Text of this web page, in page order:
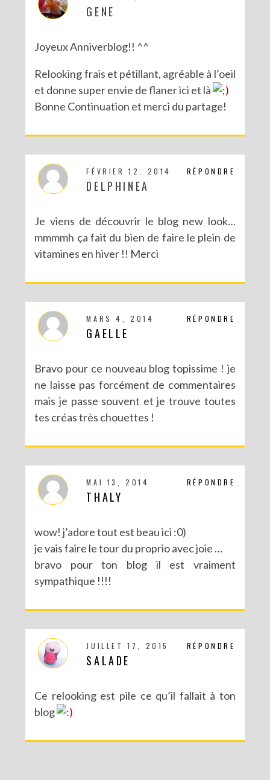
GENE
Joyeux Anniverblog!! ^^
Relooking frais et pétillant, agréable à l’oeil
et donne super envie de flaner ici et là
Bonne Continuation et merci du partage!
RÉPONDRE
FÉVRIER 12, 2014
DELPHINEA
Je viens de découvrir le blog new look…
mmmmh ça fait du bien de faire le plein de
vitamines en hiver !! Merci
RÉPONDRE
MARS 4, 2014
GAELLE
Bravo pour ce nouveau blog topissime ! je
ne laisse pas forcément de commentaires
mais je passe souvent et je trouve toutes
tes créas très chouettes !
RÉPONDRE
MAI 13, 2014
THALY
wow! j’adore tout est beau ici :0)
je vais faire le tour du proprio avec joie …
bravo pour ton blog il est vraiment
sympathique !!!!
RÉPONDRE
JUILLET 17, 2015
SALADE
Ce relooking est pile ce qu’il fallait à ton
blog